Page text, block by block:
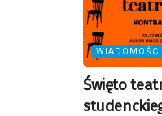
WIADOMOŚCI
Święto